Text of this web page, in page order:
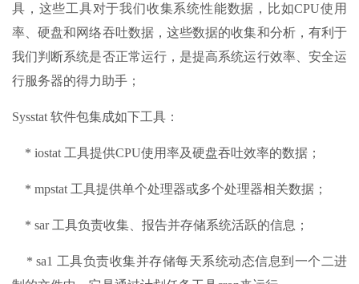
具，这些工具对于我们收集系统性能数据，比如CPU使用
率、硬盘和网络吞吐数据，这些数据的收集和分析，有利于
我们判断系统是否正常运行，是提高系统运行效率、安全运
行服务器的得力助手；
Sysstat 软件包集成如下工具：
* iostat 工具提供CPU使用率及硬盘吞吐效率的数据；
* mpstat 工具提供单个处理器或多个处理器相关数据；
* sar 工具负责收集、报告并存储系统活跃的信息；
* sa1 工具负责收集并存储每天系统动态信息到一个二进